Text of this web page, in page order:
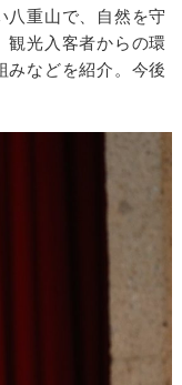
八重山で、自然を守
観光入客者からの環
みなどを紹介。今後